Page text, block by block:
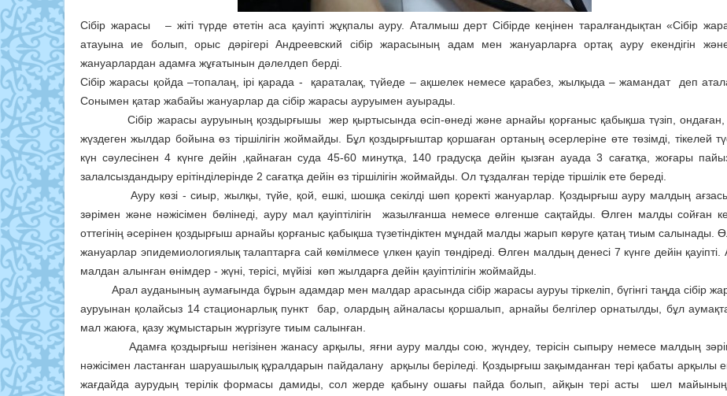
Сібір жарасы – жіті түрде өтетін аса қауіпті жұқпалы ауру. Аталмыш дерт Сібірде кеңінен таралғандықтан «Сібір
атауына ие болып, орыс дәрігері Андреевский сібір жарасының адам мен жануарларға ортақ ауру екендігін
жануарлардан адамға жұғатынын дәлелдеп берді.
Сібір жарасы қойда –топалаң, ірі қарада - қараталақ, түйеде – ақшелек немесе қарабез, жылқыда – жамандат деп
Сонымен қатар жабайы жануарлар да сібір жарасы ауруымен ауырады.
Сібір жарасы ауруының қоздырғышы жер қыртысында өсіп-өнеді және арнайы қорғаныс қабықша түзіп, ондаған,
жүздеген жылдар бойына өз тіршілігін жоймайды. Бұл қоздырғыштар қоршаған ортаның әсерлеріне өте төзімді, тікелей
күн сәулесінен 4 күнге дейін ,қайнаған суда 45-60 минутқа, 140 градусқа дейін қызған ауада 3 сағатқа, жоғары
залалсыздандыру ерітінділерінде 2 сағатқа дейін өз тіршілігін жоймайды. Ол тұздалған теріде тіршілік ете береді.
Ауру көзі - сиыр, жылқы, түйе, қой, ешкі, шошқа секілді шөп қоректі жануарлар. Қоздырғыш ауру малдың
зәрімен және нәжісімен бөлінеді, ауру мал қауіптілігін жазылғанша немесе өлгенше сақтайды. Өлген малды сойған
оттегінің әсерінен қоздырғыш арнайы қорғаныс қабықша түзетіндіктен мұндай малды жарып көруге қатаң тиым салынады.
жануарлар эпидемиологиялық талаптарға сай көмілмесе үлкен қауіп төндіреді. Өлген малдың денесі 7 күнге дейін қауіпті.
малдан алынған өнімдер - жүні, терісі, мүйізі көп жылдарға дейін қауіптілігін жоймайды.
Арал ауданының аумағында бұрын адамдар мен малдар арасында сібір жарасы ауруы тіркеліп, бүгінгі таңда сібір
ауруынан қолайсыз 14 стационарлық пункт бар, олардың айналасы қоршалып, арнайы белгілер орнатылды, бұл
мал жаюға, қазу жұмыстарын жүргізуге тиым салынған.
Адамға қоздырғыш негізінен жанасу арқылы, яғни ауру малды сою, жүндеу, терісін сыпыру немесе малдың
нәжісімен ластанған шаруашылық құралдарын пайдалану арқылы беріледі. Қоздырғыш зақымданған тері қабаты арқылы
жағдайда аурудың терілік формасы дамиды, сол жерде қабыну ошағы пайда болып, айқын тері асты шел майының